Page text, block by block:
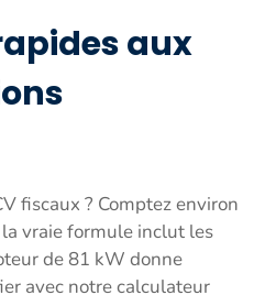
aux
fiscaux ? Comptez environ
vraie formule inclut les
de 81 kW donne
avec notre calculateur